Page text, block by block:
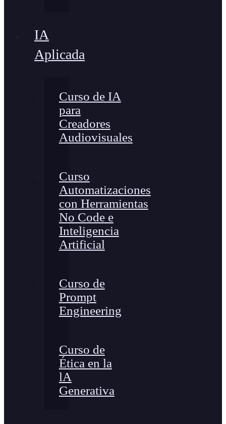
IA
Aplicada
Curso de IA
para
Creadores
Audiovisuales
Curso
Automatizaciones
con Herramientas
No Code e
Inteligencia
Artificial
Curso de
Prompt
Engineering
Curso de
Ética en la
lA
Generativa